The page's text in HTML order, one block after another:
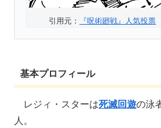
引用元： 『呪術廻戦』人気投票
基本プロフィール
レジィ・スターは死滅回遊の泳
人。